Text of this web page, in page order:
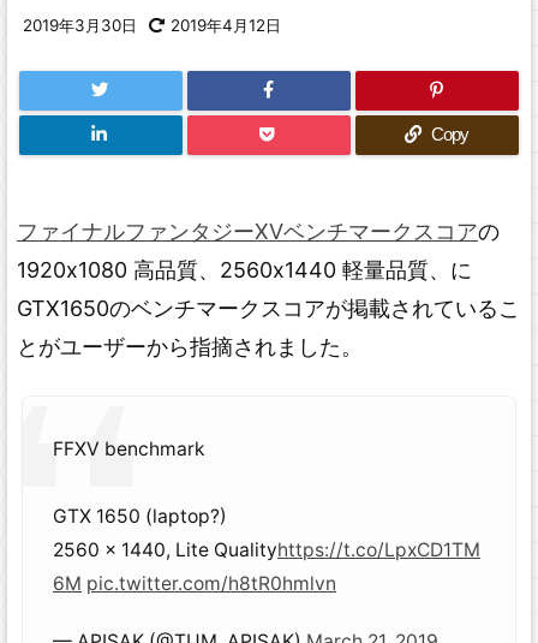
2019年3月30日 2019年4月12日
Copy
ファイナルファンタジーXVベンチマークスコアの
1920x1080 高品質、2560x1440 軽量品質、に
GTX1650のベンチマークスコアが掲載されているこ
とがユーザーから指摘されました。
FFXV benchmark
GTX 1650 (laptop?)
2560 x 1440, Lite Qualityhttps://t.co/LpxCD1TM
6M pic.twitter.com/h8tR0hmlvn